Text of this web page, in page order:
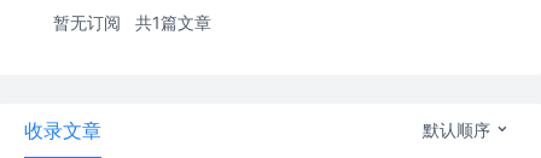
暂无订阅 共1篇文章
收录文章 默认顺序